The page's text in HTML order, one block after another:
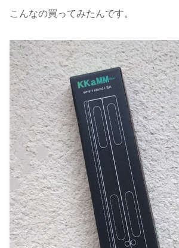
こんなの買ってみたんです。